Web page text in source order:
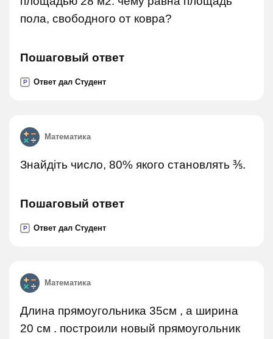
пола, свободного от ковра?
Пошаговый ответ
P Ответ дал Студент
Математика
Знайдіть число, 80% якого становлять ⅗.
Пошаговый ответ
P Ответ дал Студент
Математика
Длина прямоугольника 35см , а ширина
20 см . построили новый прямоугольник